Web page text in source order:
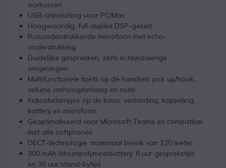
oorkussen
USB-aansluiting voor PC/Mac
Hoogwaardig, full-duplex DSP-geluid
Ruisonderdrukkende microfoon met echo-
onderdrukking
Duidelijke gesprekken, zelfs in lawaaierige
omgevingen
Multifunctionele toets op de handset: pick up/hook,
volume omhoog/omlaag en mute
Indicatielampjes op de basis: verbinding, koppeling,
batterij en microfoon
Geoptimaliseerd voor Microsoft Teams en compatibel
met alle softphones
DECT-technologie: maximaal bereik van 120 meter
300 mAh lithiumpolymeerbatterij: 8 uur gesprekstijd
en 36 uur stand-bytijd